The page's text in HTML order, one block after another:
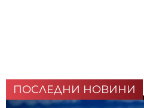
ПОСЛЕДНИ НОВИНИ